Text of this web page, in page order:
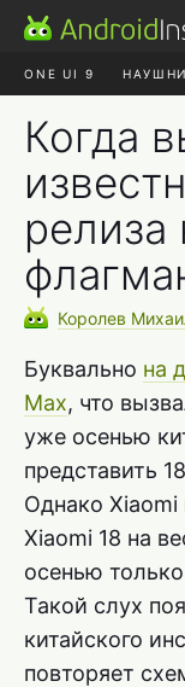
ONE UI 9
Когда
релиза
Королев
Буквально на
Max, что
уже осенью
представить
Однако
Xiaomi 18 на
осенью
Такой слух
китайского
повторяет